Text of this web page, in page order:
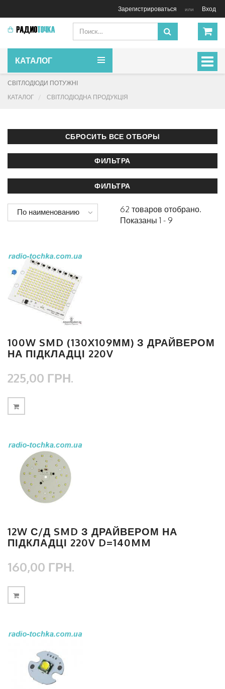
Зарегистрироваться или Вход
КАТАЛОГ
СВІТЛОДІОДИ ПОТУЖНІ
КАТАЛОГ
СВІТЛОДІОДНА ПРОДУКЦІЯ
По наименованию
62 товаров отобрано.
Показаны 1 - 9
100W SMD (130X109ММ) З ДРАЙВЕРОМ
НА ПІДКЛАДЦІ 220V
225,00 ГРН.
12W С/Д SMD З ДРАЙВЕРОМ НА
ПІДКЛАДЦІ 220V D=140MM
160,00 ГРН.